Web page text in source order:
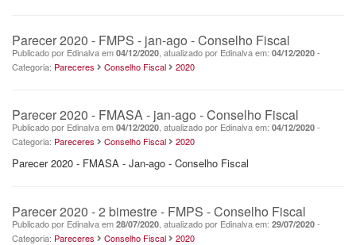
Parecer 2020 - FMPS - jan-ago - Conselho Fiscal
Publicado por Edinalva em 04/12/2020 , atualizado por Edinalva em: 04/12/2020 -
Categoria: Pareceres Conselho Fiscal 2020
Parecer 2020 - FMASA - jan-ago - Conselho Fiscal
Publicado por Edinalva em 04/12/2020 , atualizado por Edinalva em: 04/12/2020 -
Categoria: Pareceres Conselho Fiscal 2020
Parecer 2020 - FMASA - Jan-ago - Conselho Fiscal
Parecer 2020 - 2 bimestre - FMPS - Conselho Fiscal
Publicado por Edinalva em 28/07/2020 , atualizado por Edinalva em: 29/07/2020 -
Categoria: Pareceres Conselho Fiscal 2020